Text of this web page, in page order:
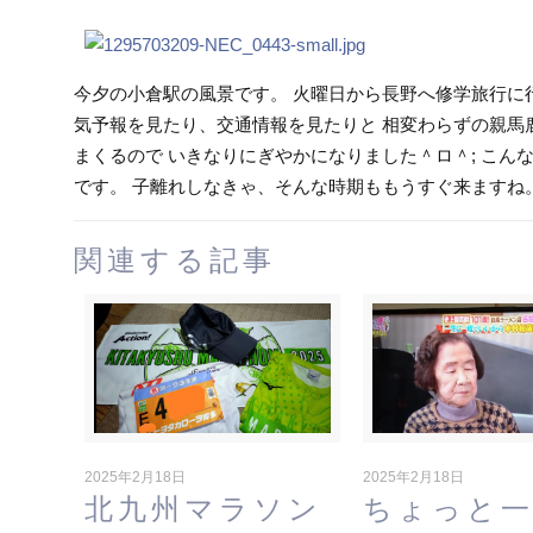
今夕の小倉駅の風景です。 火曜日から長野へ修学旅行
気予報を見たり、交通情報を見たりと 相変わらずの親
まくるので いきなりにぎやかになりました＾ロ＾; こん
です。 子離れしなきゃ、そんな時期ももうすぐ来ます
関連する記事
2025年2月18日
北九州マラソン
2025年2月18日
ちょっと